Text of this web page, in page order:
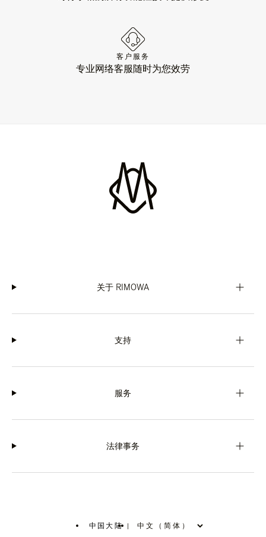
客户服务
专业网络客服随时为您效劳
关于 RIMOWA
支持
服务
法律事务
中国大陆 |